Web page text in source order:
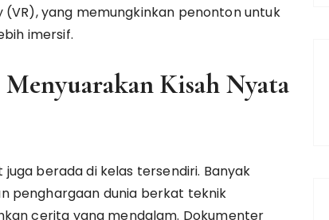
yang memungkinkan penonton untuk
imersif.
Kisah Nyata
berada di kelas tersendiri. Banyak
penghargaan dunia berkat teknik
cerita yang mendalam. Dokumenter